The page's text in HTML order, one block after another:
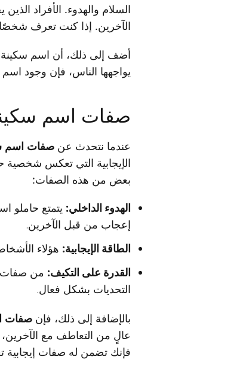
السلام والهدوء. الأفراد
الآخرين. إذا كنت تعرف
أضف إلى ذلك، أن اسم سكينة
يواجهها الناس، فإن وجود
صفات اسم
عندما نتحدث عن صفات اسم
الإيجابية التي تعكس
بعض من هذه الصفات:
الهدوء الداخلي: يتمتع حاملو
إعجاب من قبل الآخرين.
الطاقة الإيجابية: هؤلاء
القدرة على التكيف: من صفات
التحديات بشكل فعال.
بالإضافة إلى ذلك، فإن صفات
عالٍ من التعاطف مع الآخرين،
فإنك تضمن له صفات